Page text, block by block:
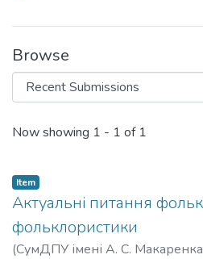
Browse
Recent Submissions
Now showing 1 - 1 of 1
Item
Актуальні питання
фольклористики
(СумДПУ імені А. С. Макаренка